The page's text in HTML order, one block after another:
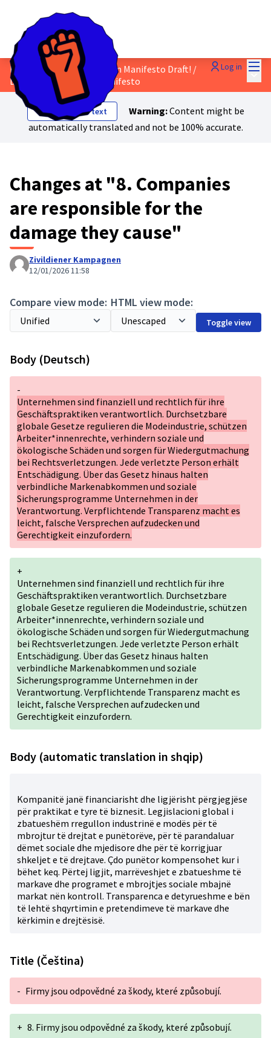
Log in
Discuss the Just Transition Manifesto Draft! /
Draft Just Transition Manifesto
Main
Show original text Warning:Content might be
automatically translated and not be 100% accurate.
Changes at "8. Companies
are responsible for the
damage they cause"
Zivildiener Kampagnen
12/01/2026 11:58
Compare view mode: HTML view mode:
Toggle view
Body (Deutsch)
-
Unternehmen sind finanziell und rechtlich für ihre
Geschäftspraktiken verantwortlich. Durchsetzbare
globale Gesetze regulieren die Modeindustrie, schützen
Arbeiter*innenrechte, verhindern soziale und
ökologische Schäden und sorgen für Wiedergutmachung
bei Rechtsverletzungen. Jede verletzte Person erhält
Entschädigung. Über das Gesetz hinaus halten
verbindliche Markenabkommen und soziale
Sicherungsprogramme Unternehmen in der
Verantwortung. Verpflichtende Transparenz macht es
leicht, falsche Versprechen aufzudecken und
Gerechtigkeit einzufordern.
+
Unternehmen sind finanziell und rechtlich für ihre
Geschäftspraktiken verantwortlich. Durchsetzbare
globale Gesetze regulieren die Modeindustrie, schützen
Arbeiter*innenrechte, verhindern soziale und
ökologische Schäden und sorgen für Wiedergutmachung
bei Rechtsverletzungen. Jede verletzte Person erhält
Entschädigung. Über das Gesetz hinaus halten
verbindliche Markenabkommen und soziale
Sicherungsprogramme Unternehmen in der
Verantwortung. Verpflichtende Transparenz macht es
leicht, falsche Versprechen aufzudecken und
Gerechtigkeit einzufordern.
Body (automatic translation in shqip)
Kompanitë janë financiarisht dhe ligjërisht përgjegjëse
për praktikat e tyre të biznesit. Legjislacioni global i
zbatueshëm rregullon industrinë e modës për të
mbrojtur të drejtat e punëtorëve, për të parandaluar
dëmet sociale dhe mjedisore dhe për të korrigjuar
shkeljet e të drejtave. Çdo punëtor kompensohet kur i
bëhet keq. Përtej ligjit, marrëveshjet e zbatueshme të
markave dhe programet e mbrojtjes sociale mbajnë
markat nën kontroll. Transparenca e detyrueshme e bën
të lehtë shqyrtimin e pretendimeve të markave dhe
kërkimin e drejtësisë.
Title (Čeština)
- Firmy jsou odpovědné za škody, které způsobují.
+ 8. Firmy jsou odpovědné za škody, které způsobují.